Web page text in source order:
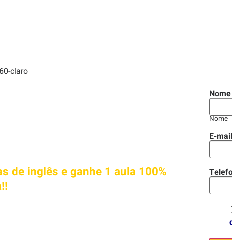
de inglês e ganhe 1 aula 100%
Nome
Nome
E-